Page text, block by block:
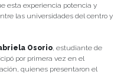
esta experiencia potencia y
las universidades del centro y
Osorio, estudiante de
por primera vez en el
quienes presentaron el